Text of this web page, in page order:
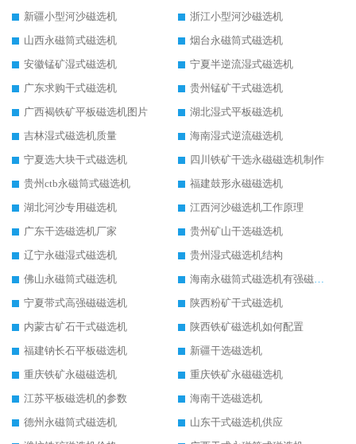
新疆小型河沙磁选机
浙江小型河沙磁选机
山西永磁筒式磁选机
烟台永磁筒式磁选机
安徽锰矿湿式磁选机
宁夏半逆流湿式磁选机
广东求购干式磁选机
贵州锰矿干式磁选机
广西褐铁矿平板磁选机图片
湖北湿式平板磁选机
吉林湿式磁选机质量
海南湿式逆流磁选机
宁夏选大块干式磁选机
四川铁矿干选永磁磁选机制作
贵州ctb永磁筒式磁选机
福建鼓形永磁磁选机
湖北河沙专用磁选机
江西河沙磁选机工作原理
广东干选磁选机厂家
贵州矿山干选磁选机
辽宁永磁湿式磁选机
贵州湿式磁选机结构
佛山永磁筒式磁选机
海南永磁筒式磁选机有强磁的吗
宁夏带式高强磁磁选机
陕西粉矿干式磁选机
内蒙古矿石干式磁选机
陕西铁矿磁选机如何配置
福建钠长石平板磁选机
新疆干选磁选机
重庆铁矿永磁磁选机
重庆铁矿永磁磁选机
江苏平板磁选机的参数
海南干选磁选机
德州永磁筒式磁选机
山东干式磁选机供应